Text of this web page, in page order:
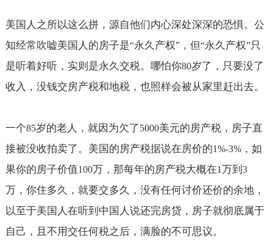
美国人之所以这么拼，源自他们内心深处深深的恐惧。公
知经常吹嘘美国人的房子是“永久产权”，但“永久产权”只
是听着好听，实则是永久交税。哪怕你80岁了，只要没了
收入，没钱交房产税和地税，也照样会被从家里赶出去。
一个85岁的老人，就因为欠了5000美元的房产税，房子直
接被没收拍卖了。美国的房产税据说在房价的1%-3%，如
果你的房子价值100万，那每年的房产税大概在1万到 3
万，你住多久，就要交多久，没有任何讨价还价的余地，
以至于美国人在听到中国人说还完房贷，房子就彻底属于
自己，且不用交任何税之后，满脸的不可思议。